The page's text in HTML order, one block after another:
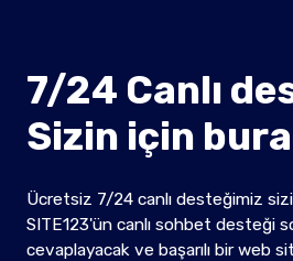
7/24 Canlı
Sizin için
Ücretsiz 7/24 canlı desteğimiz
SITE123'ün canlı sohbet desteği
cevaplayacak ve başarılı bir web